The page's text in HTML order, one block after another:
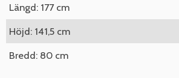
Längd: 177 cm
Höjd: 141,5 cm
Bredd: 80 cm